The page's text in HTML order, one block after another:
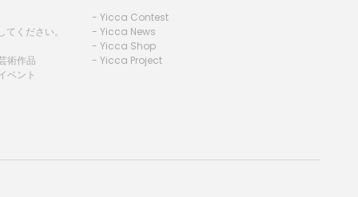
ください。
術作品
ベント
- Yicca Contest
- Yicca News
- Yicca Shop
- Yicca Project